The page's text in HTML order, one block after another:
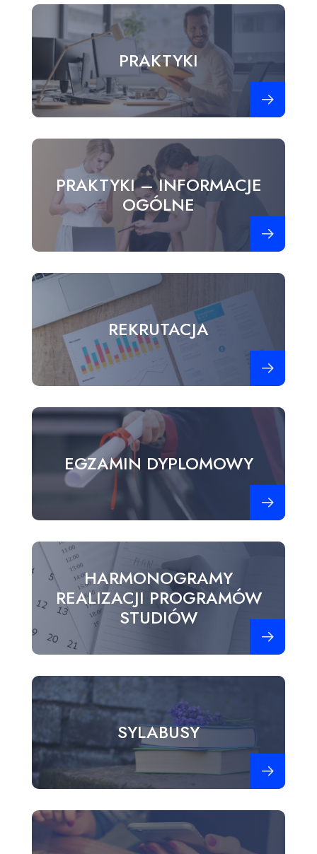
PRAKTYKI
PRAKTYKI – INFORMACJE
OGÓLNE
REKRUTACJA
Zobacz
EGZAMIN DYPLOMOWY
HARMONOGRAMY
REALIZACJI PROGRAMÓW
STUDIÓW
SYLABUSY